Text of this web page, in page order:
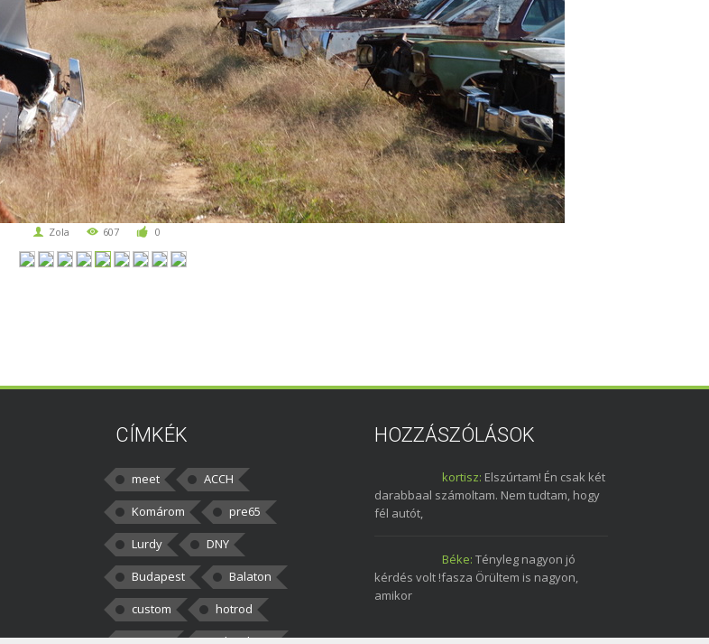
Zola 607 0
CÍMKÉK
meet
ACCH
Komárom
pre65
Lurdy
DNY
Budapest
Balaton
custom
hotrod
HOZZÁSZÓLÁSOK
kortisz: Elszúrtam! Én csak két
darabbaal számoltam. Nem tudtam, hogy
fél autót,
Béke: Tényleg nagyon jó
kérdés volt !fasza Örültem is nagyon,
amikor